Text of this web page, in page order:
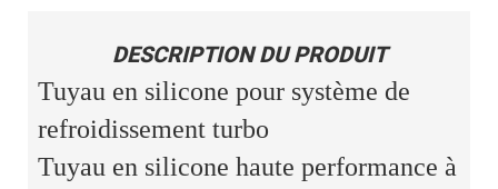
DESCRIPTION DU PRODUIT
Tuyau en silicone pour système de
refroidissement turbo
Tuyau en silicone haute performance à